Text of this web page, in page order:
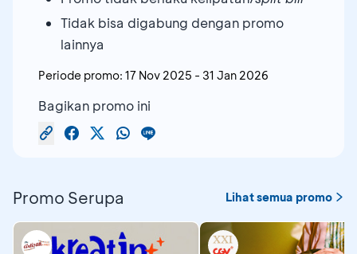
Tidak bisa digabung dengan promo
lainnya
Periode promo: 17 Nov 2025 - 31 Jan 2026
Bagikan promo ini
Promo Serupa Lihat semua promo